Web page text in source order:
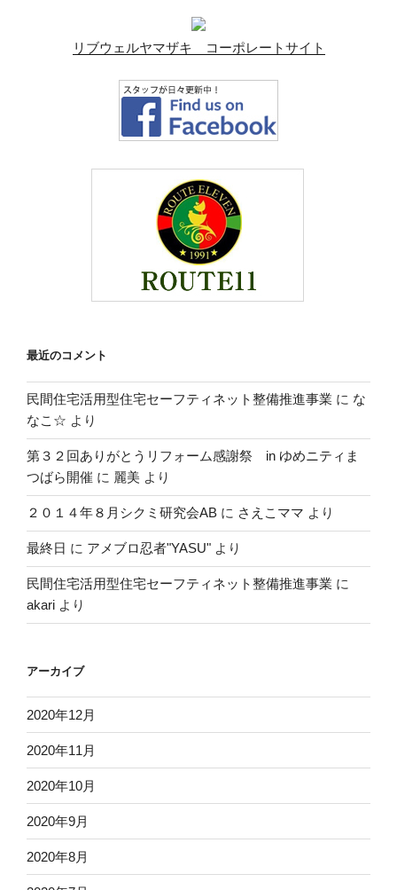
リブウェルヤマザキ コーポレートサイト
最近のコメント
民間住宅活用型住宅セーフティネット整備推進事業 に な
なこ☆ より
第３２回ありがとうリフォーム感謝祭 in ゆめニティま
つばら開催 に 麗美 より
２０１４年８月シクミ研究会AB に さえこママ より
最終日 に アメブロ忍者"YASU" より
民間住宅活用型住宅セーフティネット整備推進事業 に
akari より
アーカイブ
2020年12月
2020年11月
2020年10月
2020年9月
2020年8月